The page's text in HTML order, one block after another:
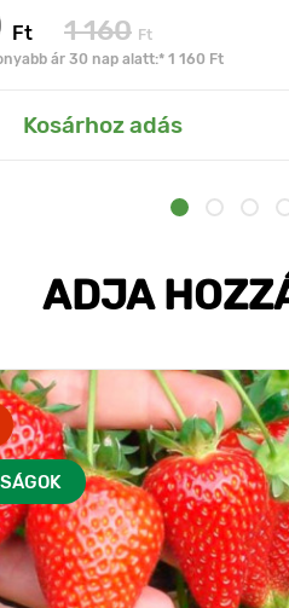
Ft 1 160 Ft
ár 30 nap alatt:* 1 160 Ft
Kosárhoz adás
ADJA